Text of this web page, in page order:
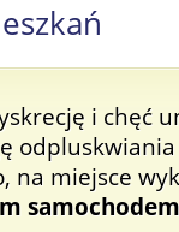
i chęć
na miejsce